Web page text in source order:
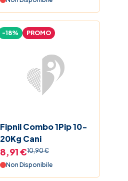
Fipnil Combo 1Pip 10-
20Kg Cani
-18% PROMO
8,91 €10,90 €
Non Disponibile